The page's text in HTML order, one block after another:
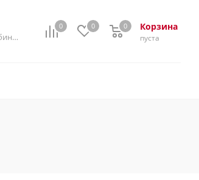
0 0 Корзина
0
пуста
0
Мой кабинет